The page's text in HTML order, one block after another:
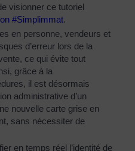
visionner ce tutoriel
#Simplimmat.
en personne, vendeurs et
d’erreur lors de la
ce qui évite tout
grâce à la
il est désormais
administrative d’un
nouvelle carte grise en
sans nécessiter de
en temps réel l’identité de